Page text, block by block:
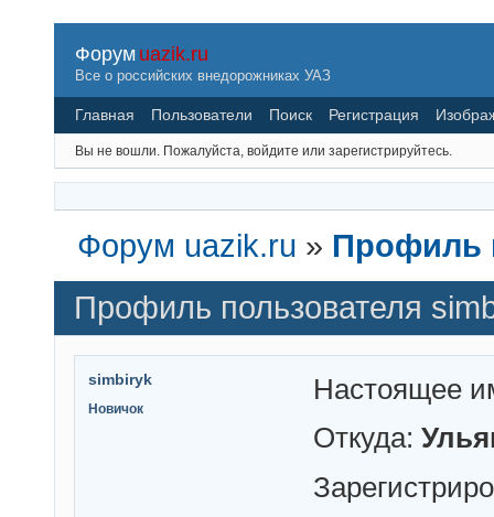
Форум uazik.ru
Все о российских внедорожниках УАЗ
Главная Пользователи Поиск Регистрация
Вы не вошли. Пожалуйста, войдите или зарегистрируйтесь.
Форум uazik.ru » Профиль
Профиль пользователя
simbiryk
Новичок
Настоящее
Откуда: